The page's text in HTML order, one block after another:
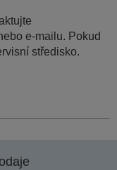
e-mailu. Pokud
středisko.